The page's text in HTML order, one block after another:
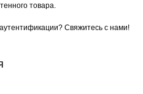
товара.
Свяжитесь с нами!